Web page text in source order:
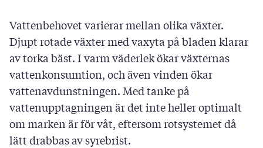
Vattenbehovet varierar mellan olika växter.
Djupt rotade växter med vaxyta på bladen klarar
av torka bäst. I varm väderlek ökar växternas
vattenkonsumtion, och även vinden ökar
vattenavdunstningen. Med tanke på
vattenupptagningen är det inte heller optimalt
om marken är för våt, eftersom rotsystemet då
lätt drabbas av syrebrist.